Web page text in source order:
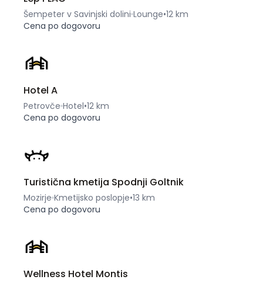
Šempeter v Savinjski dolini Lounge•12 km
Cena po dogovoru
Hotel A
Petrovče Hotel•12 km
Cena po dogovoru
Turistična kmetija Spodnji Goltnik
Mozirje Kmetijsko poslopje•13 km
Cena po dogovoru
Wellness Hotel Montis